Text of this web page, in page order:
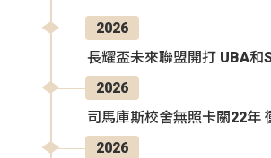
2026
長耀盃未來聯盟開打 UBA和
2026
司馬庫斯校舍無照卡關22年
2026